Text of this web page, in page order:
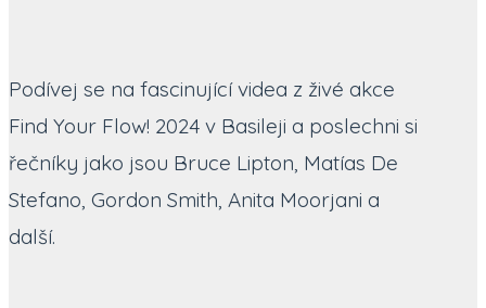
Podívej se na fascinující videa z živé akce
Find Your Flow! 2024 v Basileji a poslechni si
řečníky jako jsou Bruce Lipton, Matías De
Stefano, Gordon Smith, Anita Moorjani a
další.